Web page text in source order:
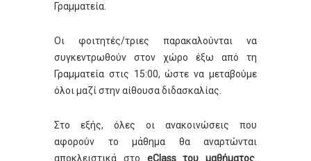
Γραμματεία.
Οι φοιτητές/τριες παρακαλούνται να
συγκεντρωθούν στον χώρο έξω από τη
Γραμματεία στις 15:00, ώστε να μεταβούμε
όλοι μαζί στην αίθουσα διδασκαλίας.
Στο εξής, όλες οι ανακοινώσεις που
αφορούν το μάθημα θα αναρτώνται
αποκλειστικά στο eClass του μαθήματος